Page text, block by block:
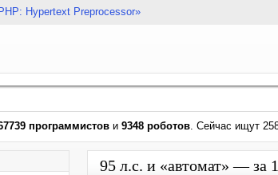
Hypertext Preprocessor»
программистов и 9348 роботов. Сейчас ищут
95 л.с. и «автомат» — за